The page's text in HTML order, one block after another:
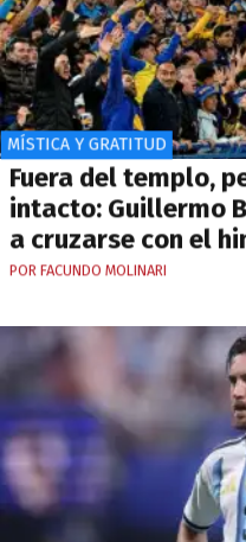
MÍSTICA Y GRATITUD
Fuera del templo,
intacto: Guillermo
a cruzarse con el
POR FACUNDO MOLINARI